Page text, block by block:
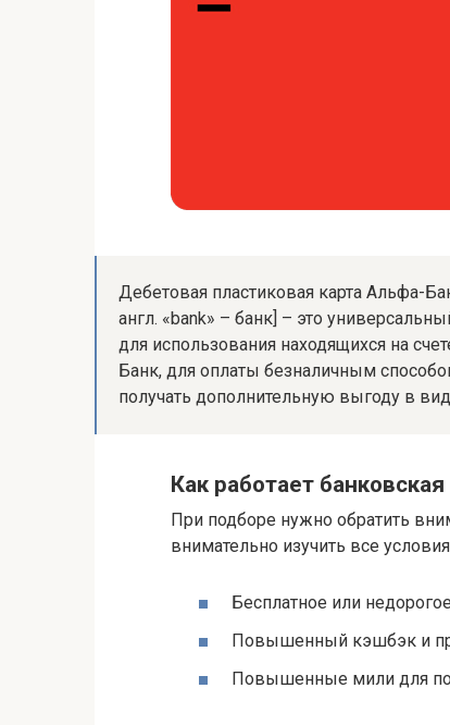
Дебетовая пластиковая карта Альфа-
англ. «bank» – банк] – это
для использования находящихся на
Банк, для оплаты безналичным
получать дополнительную выгоду в
Как работает
При подборе нужно обратить
внимательно изучить все
Бесплатное или
Повышенный кэшбэк и
Повышенные мили для